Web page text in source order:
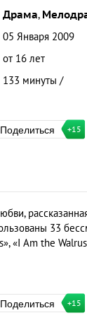
Драма,
05 Января 2009
от 16 лет
133 минуты /
Поделиться +15
33
«I Am the
Поделиться +15